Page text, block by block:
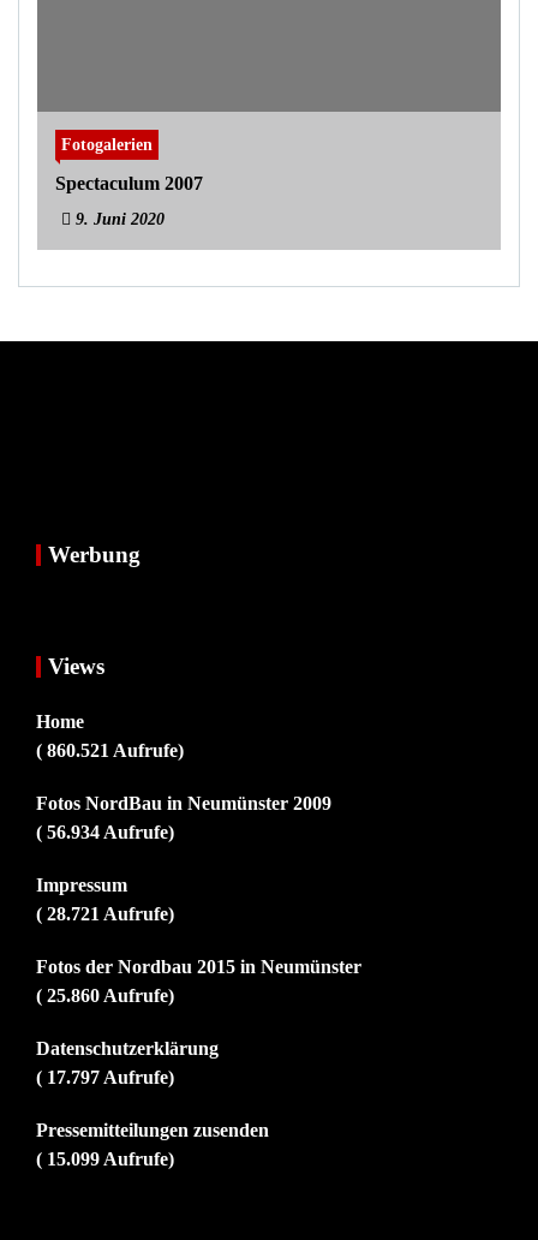
Fotogalerien
Spectaculum 2007
9. Juni 2020
Werbung
Views
Home
( 860.521 Aufrufe)
Fotos NordBau in Neumünster 2009
( 56.934 Aufrufe)
Impressum
( 28.721 Aufrufe)
Fotos der Nordbau 2015 in Neumünster
( 25.860 Aufrufe)
Datenschutzerklärung
( 17.797 Aufrufe)
Pressemitteilungen zusenden
( 15.099 Aufrufe)